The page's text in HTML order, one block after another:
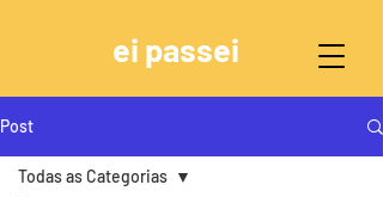
ei passei
Post
Todas as Categorias